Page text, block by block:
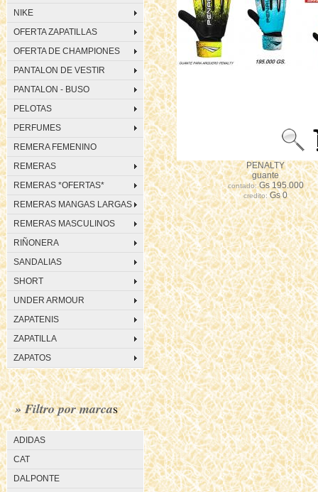
NIKE
OFERTA ZAPATILLAS
OFERTA DE CHAMPIONES
PANTALON DE VESTIR
PANTALON - BUSO
PELOTAS
PERFUMES
REMERA FEMENINO
REMERAS
REMERAS *OFERTAS*
REMERAS MANGAS LARGAS
REMERAS MASCULINOS
RIÑONERA
SANDALIAS
SHORT
UNDER ARMOUR
ZAPATENIS
ZAPATILLA
ZAPATOS
» Filtro por marcas
ADIDAS
CAT
DALPONTE
PENALTY
guante
contado:Gs 195.000
credito:Gs 0